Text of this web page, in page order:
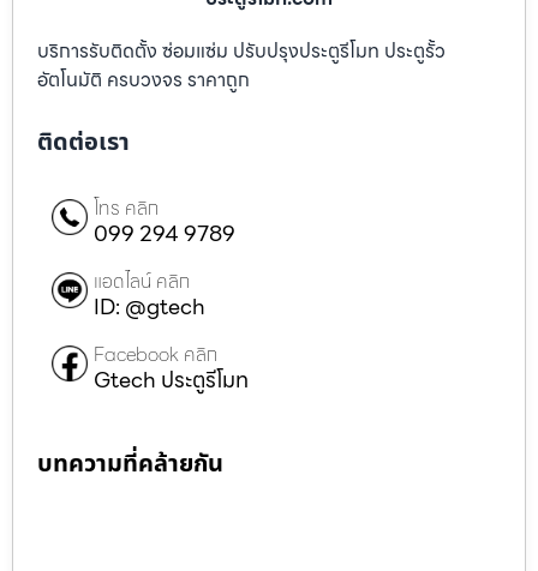
บริการรับติดตั้ง ซ่อมแซ่ม ปรับปรุงประตูรีโมท ประตูรั้ว
อัตโนมัติ ครบวงจร ราคาถูก
ติดต่อเรา
โทร คลิก
099 294 9789
แอดไลน์ คลิก
ID: @gtech
Facebook คลิก
Gtech ประตูรีโมท
บทความที่คล้ายกัน